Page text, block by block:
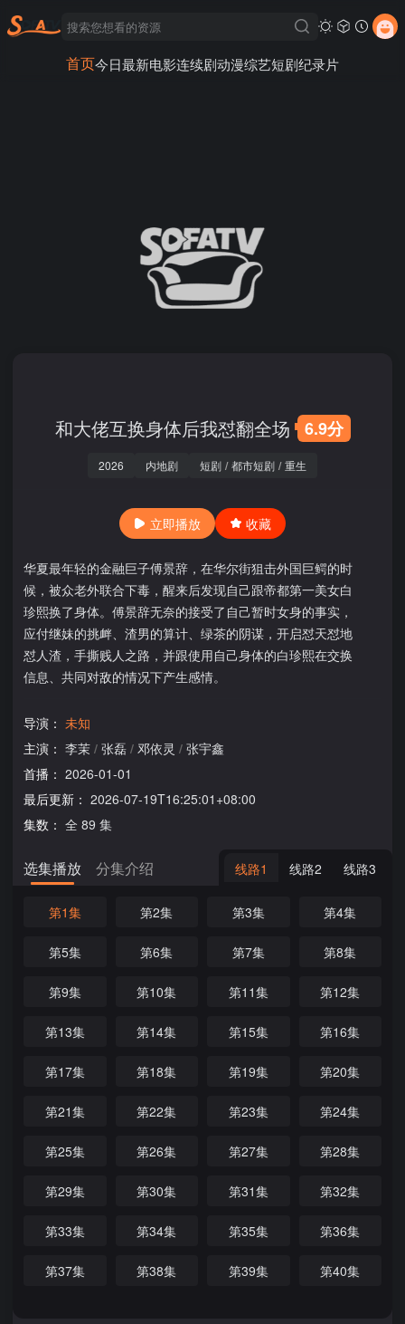
首页今日最新电影连续剧动漫综艺短剧纪录片
和大佬互换身体后我怼翻全场 6.9分
2026 内地剧 短剧 / 都市短剧 / 重生
立即播放 收藏
华夏最年轻的金融巨子傅景辞，在华尔街狙击外国巨鳄的时
候，被众老外联合下毒，醒来后发现自己跟帝都第一美女白
珍熙换了身体。傅景辞无奈的接受了自己暂时女身的事实，
应付继妹的挑衅、渣男的算计、绿茶的阴谋，开启怼天怼地
怼人渣，手撕贱人之路，并跟使用自己身体的白珍熙在交换
信息、共同对敌的情况下产生感情。
导演： 未知
主演： 李茉 / 张磊 / 邓依灵 / 张宇鑫
首播： 2026-01-01
最后更新： 2026-07-19T16:25:01+08:00
集数： 全 89 集
选集播放 分集介绍 线路1 线路2 线路3
第1集 第2集 第3集 第4集
第5集 第6集 第7集 第8集
第9集 第10集 第11集 第12集
第13集 第14集 第15集 第16集
第17集 第18集 第19集 第20集
第21集 第22集 第23集 第24集
第25集 第26集 第27集 第28集
第29集 第30集 第31集 第32集
第33集 第34集 第35集 第36集
第37集 第38集 第39集 第40集